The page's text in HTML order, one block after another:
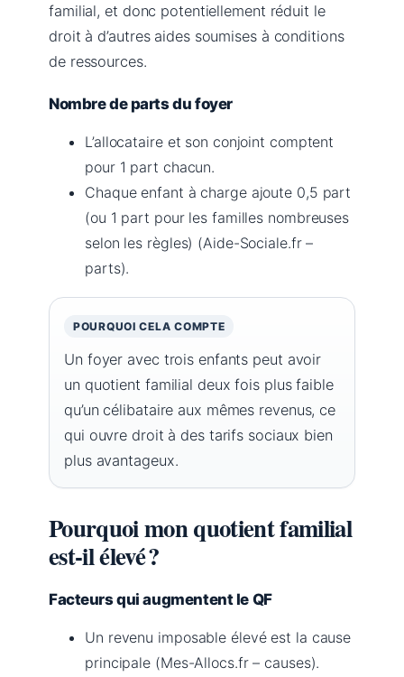
familial, et donc potentiellement réduit le
droit à d’autres aides soumises à conditions
de ressources.
Nombre de parts du foyer
L’allocataire et son conjoint comptent
pour 1 part chacun.
Chaque enfant à charge ajoute 0,5 part
(ou 1 part pour les familles nombreuses
selon les règles) (Aide-Sociale.fr –
parts).
POURQUOI CELA COMPTE
Un foyer avec trois enfants peut avoir
un quotient familial deux fois plus faible
qu’un célibataire aux mêmes revenus, ce
qui ouvre droit à des tarifs sociaux bien
plus avantageux.
Pourquoi mon quotient familial
est-il élevé ?
Facteurs qui augmentent le QF
Un revenu imposable élevé est la cause
principale (Mes-Allocs.fr – causes).